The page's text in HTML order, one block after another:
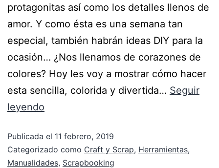
protagonitas así como los detalles llenos de
amor. Y como ésta es una semana tan
especial, también habrán ideas DIY para la
ocasión… ¿Nos llenamos de corazones de
colores? Hoy les voy a mostrar cómo hacer
esta sencilla, colorida y divertida… Seguir
leyendo
Publicada el 11 febrero, 2019
Categorizado como Craft y Scrap, Herramientas,
Manualidades, Scrapbooking